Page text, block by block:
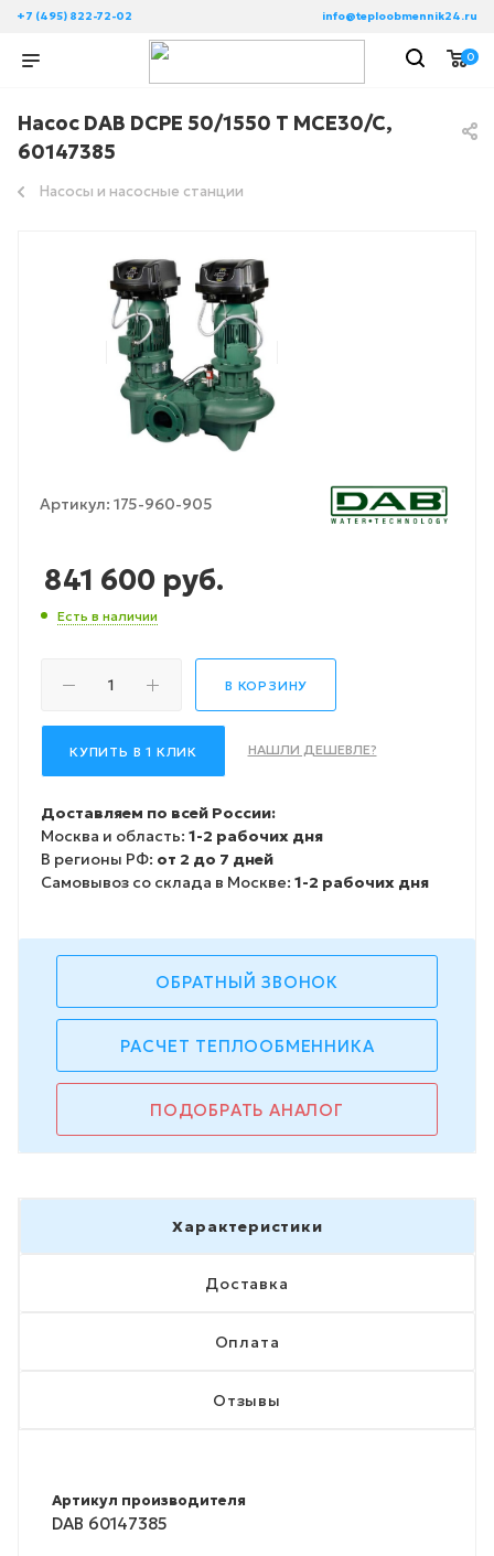
+7 (495) 822-72-02 info@teploobmennik24.ru
0
Насос DAB DCPE 50/1550 T MCE30/C,
60147385
Насосы и насосные станции
Артикул: 175-960-905
841 600 руб.
Есть в наличии
В КОРЗИНУ
КУПИТЬ В 1 КЛИК НАШЛИ ДЕШЕВЛЕ?
Доставляем по всей России:
Москва и область: 1-2 рабочих дня
В регионы РФ: от 2 до 7 дней
Самовывоз со склада в Москве: 1-2 рабочих дня
ОБРАТНЫЙ ЗВОНОК
РАСЧЕТ ТЕПЛООБМЕННИКА
ПОДОБРАТЬ АНАЛОГ
Характеристики
Доставка
Оплата
Отзывы
Артикул производителя
DAB 60147385